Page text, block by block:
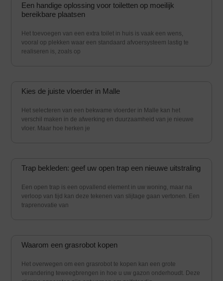
Een handige oplossing voor toiletten op moeilijk
bereikbare plaatsen
Het toevoegen van een extra toilet in huis is vaak een wens,
vooral op plekken waar een standaard afvoersysteem lastig te
realiseren is, zoals op
Kies de juiste vloerder in Malle
Het selecteren van een bekwame vloerder in Malle kan het
verschil maken in de afwerking en duurzaamheid van je nieuwe
vloer. Maar hoe herken je
Trap bekleden: geef uw open trap een nieuwe uitstraling
Een open trap is een opvallend element in uw woning, maar na
verloop van tijd kan deze tekenen van slijtage gaan vertonen. Een
traprenovatie van
Waarom een grasrobot kopen
Het overwegen om een grasrobot te kopen kan een grote
verandering teweegbrengen in hoe u uw gazon onderhoudt. Deze